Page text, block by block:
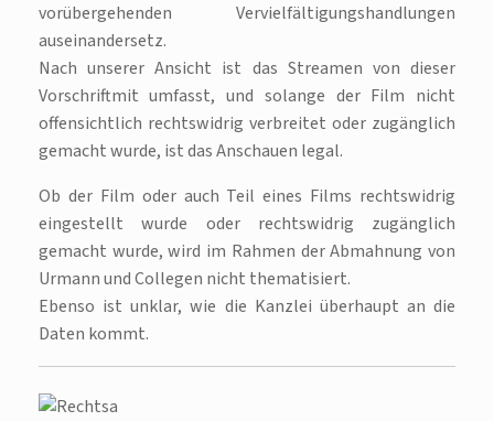
vorübergehenden Vervielfältigungshandlungen
auseinandersetz.
Nach unserer Ansicht ist das Streamen von dieser
Vorschrift mit umfasst, und solange der Film nicht
offensichtlich rechtswidrig verbreitet oder zugänglich
gemacht wurde, ist das Anschauen legal.
Ob der Film oder auch Teil eines Films rechtswidrig
eingestellt wurde oder rechtswidrig zugänglich
gemacht wurde, wird im Rahmen der Abmahnung von
Urmann und Collegen nicht thematisiert.
Ebenso ist unklar, wie die Kanzlei überhaupt an die
Daten kommt.